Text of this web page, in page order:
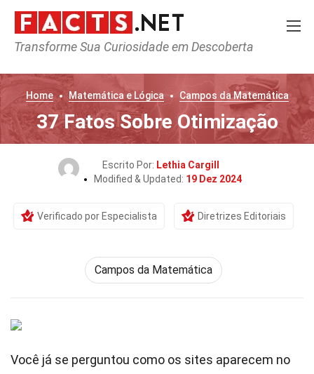
Transforme Sua Curiosidade em Descoberta
Home Matemática e Lógica Campos da Matemática
37 Fatos Sobre Otimização
Escrito Por: Lethia Cargill
Modified & Updated: 19 Dez 2024
Verificado por Especialista Diretrizes Editoriais
Campos da Matemática
Você já se perguntou como os sites aparecem no